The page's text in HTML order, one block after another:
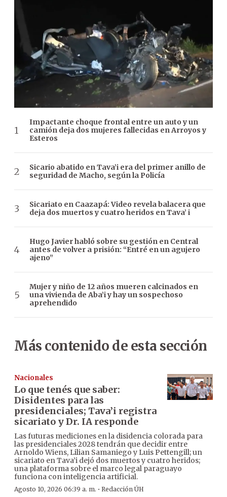
Impactante choque frontal entre un auto y un
camión deja dos mujeres fallecidas en Arroyos y
Esteros
Sicario abatido en Tava’i era del primer anillo de
seguridad de Macho, según la Policía
Sicariato en Caazapá: Video revela balacera que
deja dos muertos y cuatro heridos en Tava’ i
Hugo Javier habló sobre su gestión en Central
antes de volver a prisión: “Entré en un agujero
ajeno”
Mujer y niño de 12 años mueren calcinados en
una vivienda de Aba’i y hay un sospechoso
aprehendido
Más contenido de esta sección
Nacionales
Lo que tenés que saber:
Disidentes para las
presidenciales; Tava’i registra
sicariato y Dr. IA responde
Las futuras mediciones en la disidencia colorada para
las presidenciales 2028 tendrán que decidir entre
Arnoldo Wiens, Lilian Samaniego y Luis Pettengill; un
sicariato en Tava’i dejó dos muertos y cuatro heridos;
una plataforma sobre el marco legal paraguayo
funciona con inteligencia artificial.
Agosto 10, 2026 06:39 a. m. · Redacción ÚH